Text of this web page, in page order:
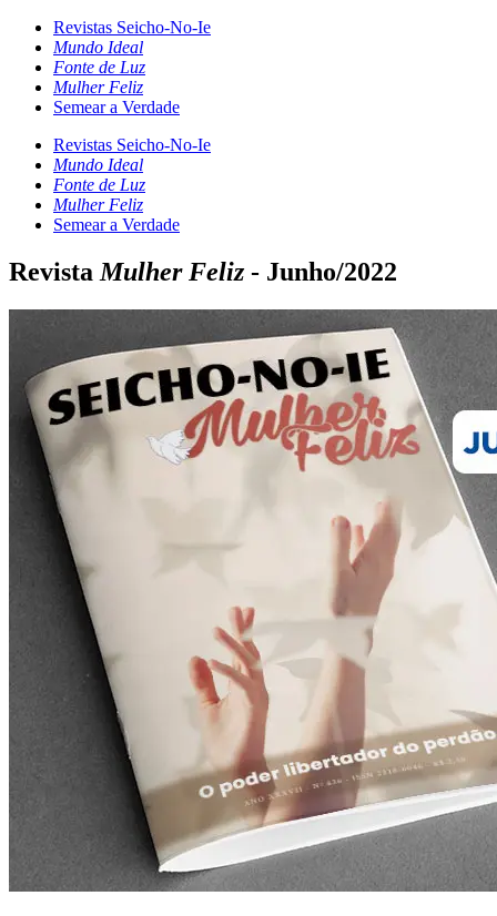
Revistas Seicho-No-Ie
Mundo Ideal
Fonte de Luz
Mulher Feliz
Semear a Verdade
Revistas Seicho-No-Ie
Mundo Ideal
Fonte de Luz
Mulher Feliz
Semear a Verdade
Revista Mulher Feliz- Junho/2022